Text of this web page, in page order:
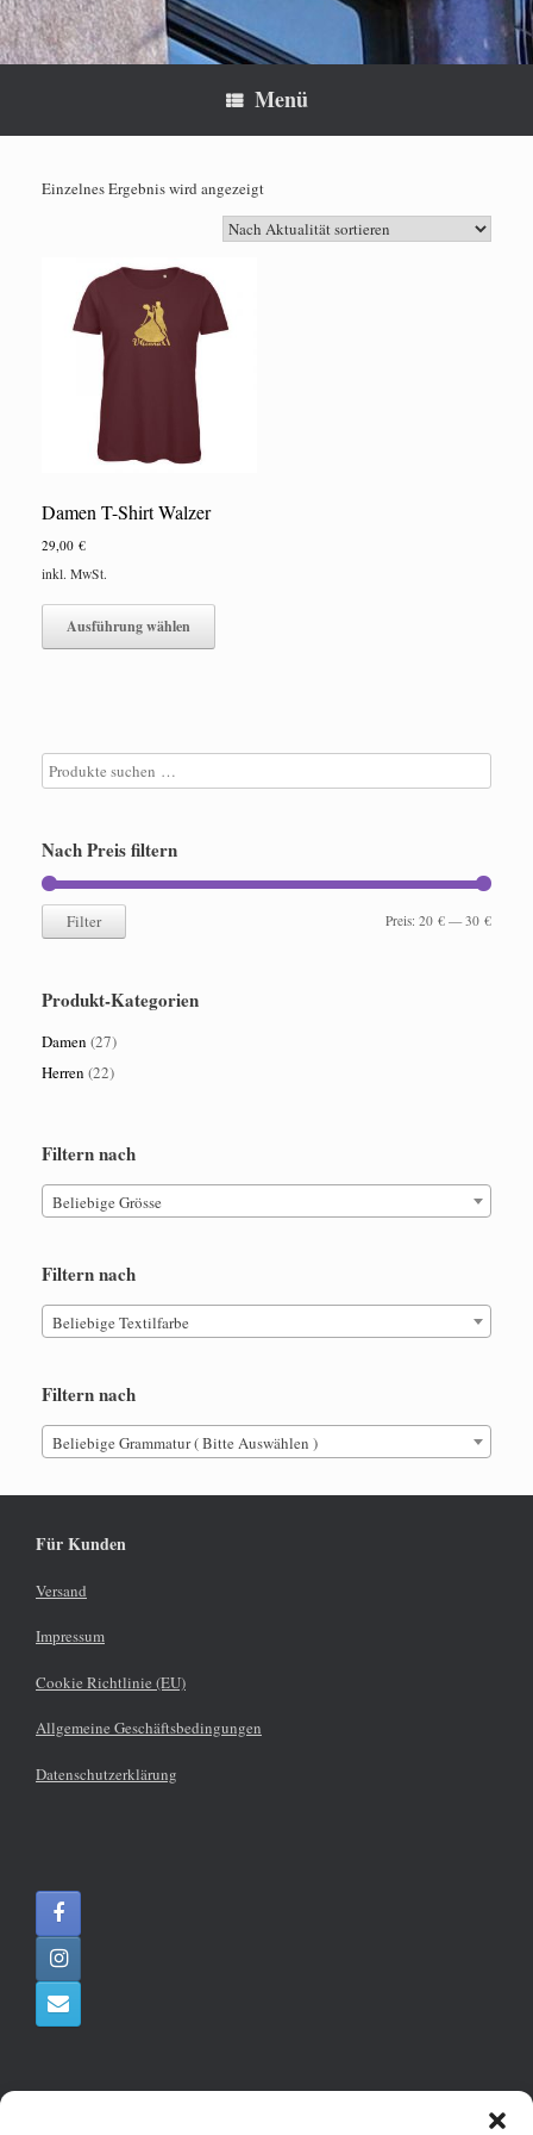
Menü
Einzelnes Ergebnis wird angezeigt
Damen T-Shirt Walzer
29,00 €
inkl. MwSt.
Ausführung wählen
weist
Optionen
werden
Nach Preis filtern
Min.
Max.
Filter Preis: 20 € —30 €
Produkt-Kategorien
Damen (27)
Herren (22)
Filtern nach
Beliebige Grösse
Filtern nach
Beliebige Textilfarbe
Filtern nach
Beliebige Grammatur ( Bitte Auswählen )
Für Kunden
Versand
Impressum
Cookie Richtlinie (EU)
Allgemeine Geschäftsbedingungen
Datenschutzerklärung
Sisi&More